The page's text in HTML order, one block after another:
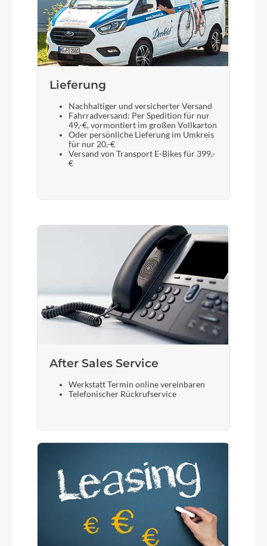
Lieferung
Nachhaltiger und versicherter Versand
Fahrradversand: Per Spedition für nur
49,-€, vormontiert im großen Vollkarton
Oder persönliche Lieferung im Umkreis
für nur 20,-€
Versand von Transport E-Bikes für 399,-
€
After Sales Service
Werkstatt Termin online vereinbaren
Telefonischer Rückrufservice